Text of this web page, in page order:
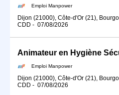
Emploi Manpower
Dijon (21000), Côte-d'Or (21),
CDD - 07/08/2026
Emploi Manpower
Dijon (21000), Côte-d'Or (21),
CDD - 07/08/2026